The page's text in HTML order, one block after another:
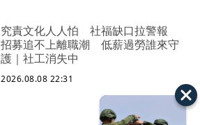
究責文化人人怕 社福缺口拉警報
招募追不上離職潮 低薪過勞誰來守
護｜社工消失中
2026.08.08 22:31